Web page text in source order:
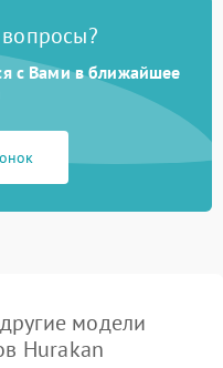
с Вами в ближайшее
модели
Hurakan